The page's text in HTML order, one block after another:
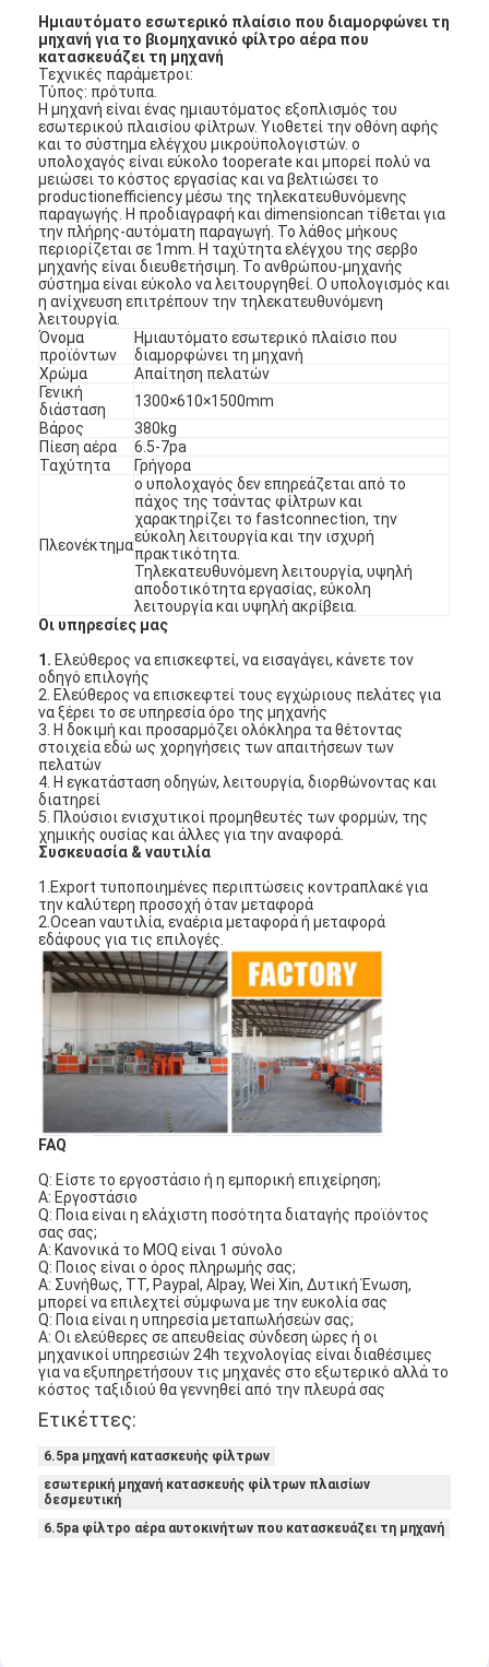
Σπίτι
Προϊόντα
Βίντεο
Σχετικά με εμάς
Επισκεψή εργοστασίου
Έλεγχος ποιότητας
Επικοινωνήστε μαζί μας
Ειδήσεις
Μιλήστε τώρα.
Φίλτρο αέρα που κατασκευάζει τη μηχανή
Μηχανή κατασκευής φίλτρων αέρα
Φίλτρο τσεπών που κατασκευάζει τη μηχανή
Αυτόματη μηχανή καρφώματος
Ημιαυτόματο εσωτερικό πλαίσιο που διαμορφώνει τη
μηχανή για το βιομηχανικό φίλτρο αέρα που
κατασκευάζει τη μηχανή
Τεχνικές παράμετροι:
Τύπος: πρότυπα.
Η μηχανή είναι έναςημιαυτόματος εξοπλισμός του
εσωτερικού πλαισίου φίλτρων. Υιοθετεί την οθόνη αφής
και το σύστημα ελέγχου μικροϋπολογιστών. ο
υπολοχαγός είναι εύκολο tooperate και μπορεί πολύ να
μειώσει το κόστος εργασίας και να βελτιώσει το
productionefficiency μέσω της τηλεκατευθυνόμενης
παραγωγής. Η προδιαγραφή και dimensioncan τίθεται για
την πλήρης-αυτόματη παραγωγή. Το λάθος μήκους
περιορίζεται σε 1mm. Η ταχύτητα ελέγχου της σερβο
μηχανής είναι διευθετήσιμη. Το ανθρώπου-μηχανής
σύστημα είναι εύκολο να λειτουργηθεί. Ο υπολογισμός και
η ανίχνευση επιτρέπουν την τηλεκατευθυνόμενη
λειτουργία.
Όνομα
προϊόντων
Ημιαυτόματο εσωτερικό πλαίσιο που
διαμορφώνει τη μηχανή
Χρώμα
Απαίτηση πελατών
Γενική
διάσταση
1300×610×1500mm
Βάρος
380kg
Πίεση αέρα
6.5-7pa
Ταχύτητα
Γρήγορα
Πλεονέκτημα
ο υπολοχαγός δεν επηρεάζεται από το
πάχος της τσάντας φίλτρων και
χαρακτηρίζει το fastconnection, την
εύκολη λειτουργία και την ισχυρή
πρακτικότητα.
Τηλεκατευθυνόμενη λειτουργία, υψηλή
αποδοτικότητα εργασίας, εύκολη
λειτουργία και υψηλή ακρίβεια.
Οι υπηρεσίες μας
1. Ελεύθερος να επισκεφτεί, να εισαγάγει, κάνετε τον
οδηγό επιλογής
2. Ελεύθερος να επισκεφτεί τους εγχώριους πελάτες για
να ξέρει το σε υπηρεσία όρο της μηχανής
3. Η δοκιμή και προσαρμόζει ολόκληρα τα θέτοντας
στοιχεία εδώ ως χορηγήσεις των απαιτήσεων των
πελατών
4. Η εγκατάσταση οδηγών, λειτουργία, διορθώνοντας και
διατηρεί
5. Πλούσιοι ενισχυτικοί προμηθευτές των φορμών, της
χημικής ουσίας και άλλες για την αναφορά.
Συσκευασία & ναυτιλία
1.Export τυποποιημένες περιπτώσεις κοντραπλακέ για
την καλύτερη προσοχή όταν μεταφορά
2.Ocean ναυτιλία, εναέρια μεταφορά ή μεταφορά
εδάφους για τις επιλογές.
FAQ
Q: Είστε το εργοστάσιο ή η εμπορική επιχείρηση;
Α: Εργοστάσιο
Q: Ποια είναι η ελάχιστη ποσότητα διαταγής προϊόντος
σας σας;
Α: Κανονικά το MOQ είναι 1 σύνολο
Q: Ποιος είναι ο όρος πληρωμής σας;
Α: Συνήθως, TT, Paypal, Alpay, Wei Xin, Δυτική Ένωση,
μπορεί να επιλεχτεί σύμφωνα με την ευκολία σας
Q: Ποια είναι η υπηρεσία μεταπωλήσεών σας;
Α: Οι ελεύθερες σε απευθείας σύνδεση ώρες ή οι
μηχανικοί υπηρεσιών 24h τεχνολογίας είναι διαθέσιμες
για να εξυπηρετήσουν τις μηχανές στο εξωτερικό αλλά το
κόστος ταξιδιού θα γεννηθεί από την πλευρά σας
Ετικέττες:
6.5pa μηχανή κατασκευής φίλτρων
εσωτερική μηχανή κατασκευής φίλτρων πλαισίων
δεσμευτική
6.5pa φίλτρο αέρα αυτοκινήτων που κατασκευάζει τη μηχανή